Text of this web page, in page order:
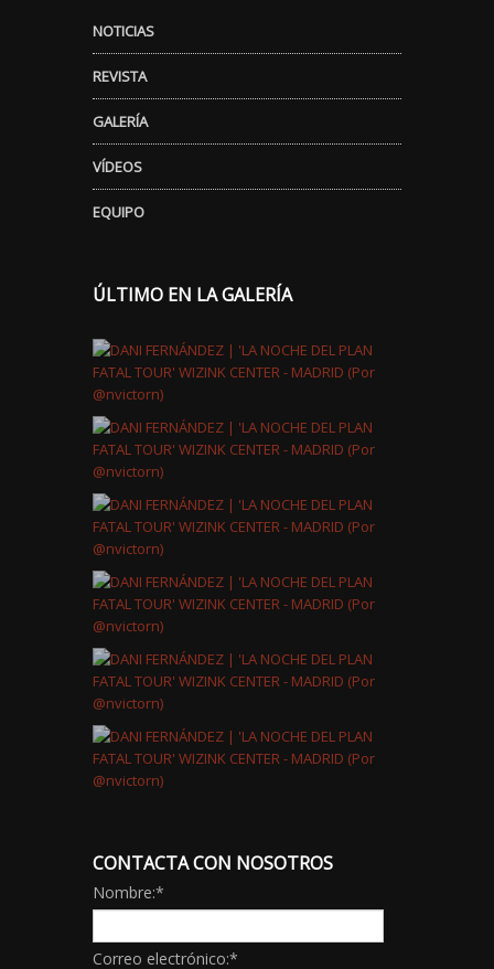
NOTICIAS
REVISTA
GALERÍA
VÍDEOS
EQUIPO
ÚLTIMO EN LA GALERÍA
CONTACTA CON NOSOTROS
Nombre:*
Correo electrónico:*